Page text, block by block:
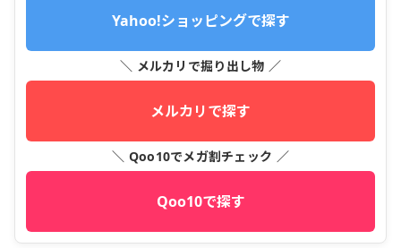
Yahoo!ショッピングで探す
＼ メルカリで掘り出し物 ／
メルカリで探す
＼ Qoo10でメガ割チェック ／
Qoo10で探す